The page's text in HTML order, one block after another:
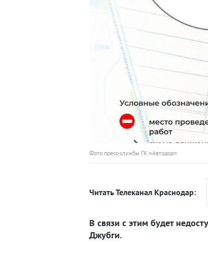
Фото пресс-службы ГК «Автодор»
Читать Телеканал Краснодар:
В связи с этим будет
Джубги.